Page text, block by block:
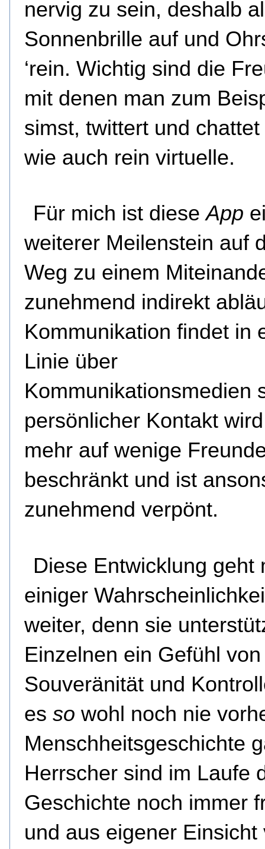
nervig zu sein, deshalb
Sonnenbrille auf und
‘rein. Wichtig sind die
mit denen man zum
simst, twittert und
wie auch rein virtuelle.
Für mich ist dieseApp
weiterer Meilenstein auf
Weg zu einem
zunehmend indirekt
Kommunikation findet in
Linie über
Kommunikationsmedien
persönlicher Kontakt
mehr auf wenige
beschränkt und ist
zunehmend verpönt.
Diese Entwicklung geht
einiger
weiter, denn sie
Einzelnen ein Gefühl von
Souveränität und
es so wohl noch nie
Menschheitsgeschichte
Herrscher sind im Laufe
Geschichte noch immer
und aus eigener Einsicht